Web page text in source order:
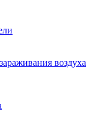
воздуха